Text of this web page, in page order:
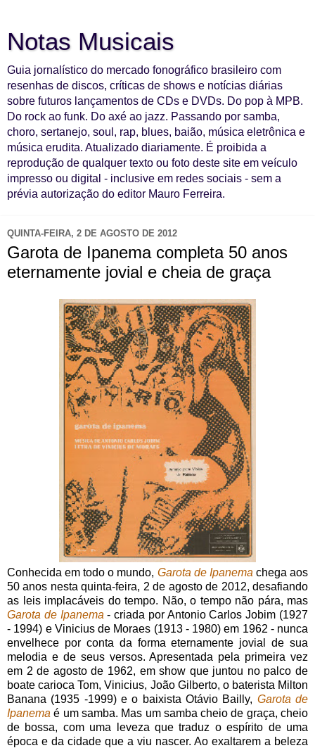
Notas Musicais
Guia jornalístico do mercado fonográfico brasileiro com
resenhas de discos, críticas de shows e notícias diárias
sobre futuros lançamentos de CDs e DVDs. Do pop à MPB.
Do rock ao funk. Do axé ao jazz. Passando por samba,
choro, sertanejo, soul, rap, blues, baião, música eletrônica e
música erudita. Atualizado diariamente. É proibida a
reprodução de qualquer texto ou foto deste site em veículo
impresso ou digital - inclusive em redes sociais - sem a
prévia autorização do editor Mauro Ferreira.
QUINTA-FEIRA, 2 DE AGOSTO DE 2012
Garota de Ipanema completa 50 anos
eternamente jovial e cheia de graça
Conhecida em todo o mundo, Garota de Ipanema chega aos
50 anos nesta quinta-feira, 2 de agosto de 2012, desafiando
as leis implacáveis do tempo. Não, o tempo não pára, mas
Garota de Ipanema - criada por Antonio Carlos Jobim (1927
- 1994) e Vinicius de Moraes (1913 - 1980) em 1962 - nunca
envelhece por conta da forma eternamente jovial de sua
melodia e de seus versos. Apresentada pela primeira vez
em 2 de agosto de 1962, em show que juntou no palco de
boate carioca Tom, Vinicius, João Gilberto, o baterista Milton
Banana (1935 -1999) e o baixista Otávio Bailly, Garota de
Ipanema é um samba. Mas um samba cheio de graça, cheio
de bossa, com uma leveza que traduz o espírito de uma
época e da cidade que a viu nascer. Ao exaltarem a beleza